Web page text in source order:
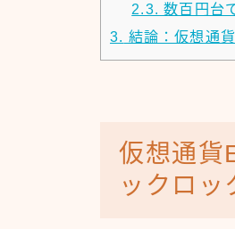
2.3. 数百円台
3. 結論：仮想通
仮想通貨
ックロッ